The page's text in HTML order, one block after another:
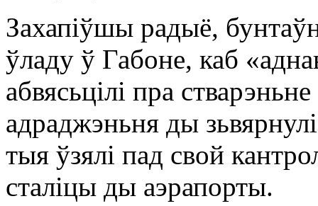
Захапіўшы радыё,
ўладу ў Габоне, каб
абвясьцілі пра
адраджэньня ды
тыя ўзялі пад свой
сталіцы ды аэрапорты.